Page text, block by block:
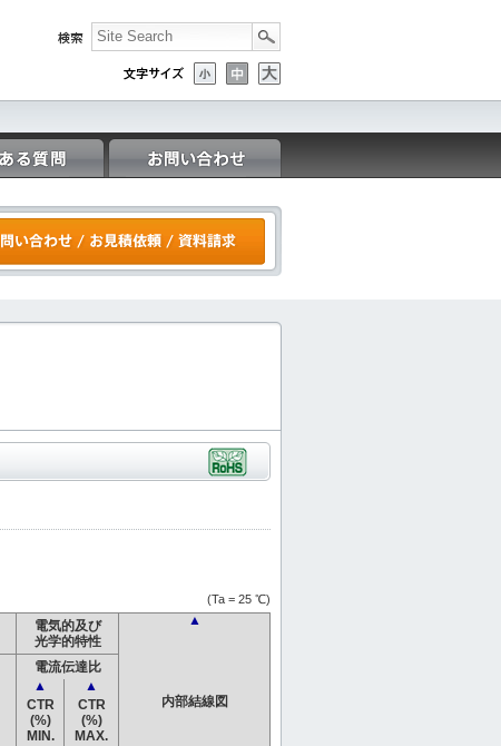
(Ta = 25 ℃)
電気的及び
光学的特性
▲
電流伝達比
内部結線図
▲
▲
CTR
(%)
MIN.
CTR
(%)
MAX.